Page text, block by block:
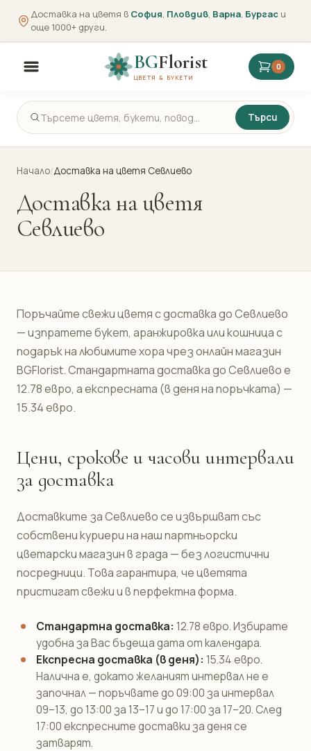
Доставка на цветя в София, Пловдив, Варна, Бургас и
още 1000+ други.
BGFlorist
ЦВЕТЯ & БУКЕТИ
0
Търси
Начало/Доставка на цветя Севлиево
Доставка на цветя
Севлиево
Поръчайте свежи цветя с доставка до Севлиево
— изпратете букет, аранжировка или кошница с
подарък на любимите хора чрез онлайн магазин
BGFlorist. Стандартната доставка до Севлиево е
12.78 евро, а експресната (в деня на поръчката) —
15.34 евро.
Цени, срокове и часови интервали
за доставка
Доставките за Севлиево се извършват със
собствени куриери на наш партньорски
цветарски магазин в града — без логистични
посредници. Това гарантира, че цветята
пристигат свежи и в перфектна форма.
Стандартна доставка: 12.78 евро. Избирате
удобна за Вас бъдеща дата от календара.
Експресна доставка (в деня): 15.34 евро.
Налична е, докато желаният интервал не е
започнал — поръчвате до 09:00 за интервал
09–13, до 13:00 за 13–17 и до 17:00 за 17–20. След
17:00 експресните доставки за деня се
затварят.